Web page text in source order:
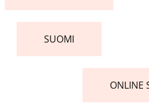
SUOMI
ONLINE